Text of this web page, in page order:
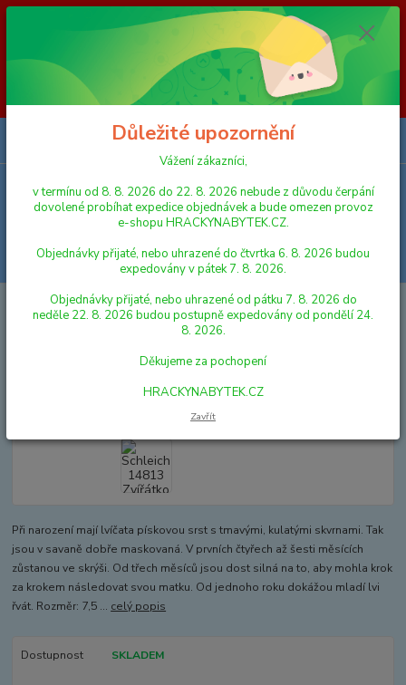
Vážení zákazníci, v termínu od 8. 8. 2026 do 23. 8. 2026 nebude z
důvodu čerpání dovolené probíhat expedice objednávek a bude omezen
provoz e-shopu HRACKYNABYTEK.CZ. Objednávky přijaté, nebo
uhrazené do čtvrtka 6. 8. 2026 budou expedovány v pátek 7. 8. 2026.
Objednávky přijaté, nebo uhrazené od pátku 7. 8. 2026 do neděle 23. 8.
2026 budou postupně expedovány od pondělí 24. 8. 2026. Děkujeme za
pochopení HRACKYNABYTEK.CZ
Menu
Hledat
FIGURKY A ZVÍŘÁTKA Schleich 14813 Zvířátko - lví mládě
Schleich 14813 Zvířátko - lví
Při narození mají lvíčata pískovou srst s tmavými, kulatými skvrnami. Tak
jsou v savaně dobře maskovaná. V prvních čtyřech až šesti měsících
zůstanou ve skrýši. Od třech měsíců jsou dost silná na to, aby mohla krok
za krokem následovat svou matku. Od jednoho roku dokážou mladí lvi
řvát. Rozměr: 7,5 ... celý popis
Dostupnost SKLADEM
Důležité upozornění
Vážení zákazníci,
v termínu od 8. 8. 2026 do 22. 8. 2026 nebude z důvodu čerpání
dovolené probíhat expedice objednávek a bude omezen provoz
e-shopu HRACKYNABYTEK.CZ.
Objednávky přijaté, nebo uhrazené do čtvrtka 6. 8. 2026 budou
expedovány v pátek 7. 8. 2026.
Objednávky přijaté, nebo uhrazené od pátku 7. 8. 2026 do
neděle 22. 8. 2026 budou postupně expedovány od pondělí 24.
8. 2026.
Děkujeme za pochopení
HRACKYNABYTEK.CZ
Zavřít